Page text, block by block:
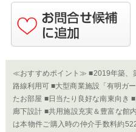
≪おすすめポイント≫ ■2019年築、
路線利用可 ■大型商業施設「有明ガ
たお部屋 ■日当たり良好な南東向き
廊下設計 ■共用施設充実＆豊富な
は本物件ご購入時の仲介手数料約